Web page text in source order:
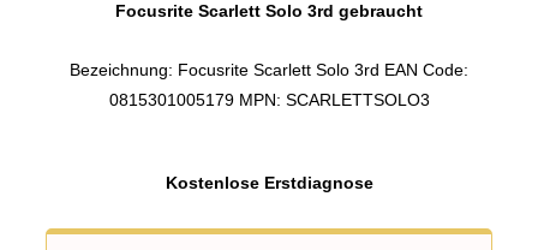
Focusrite Scarlett Solo 3rd gebraucht
Bezeichnung: Focusrite Scarlett Solo 3rd EAN Code:
0815301005179 MPN: SCARLETTSOLO3
Kostenlose Erstdiagnose